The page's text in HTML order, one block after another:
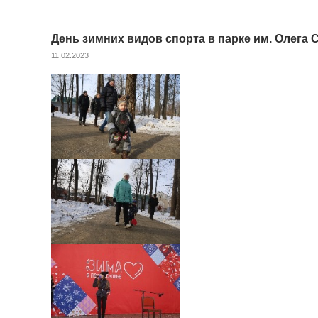
День зимних видов спорта в парке им. Олега
11.02.2023